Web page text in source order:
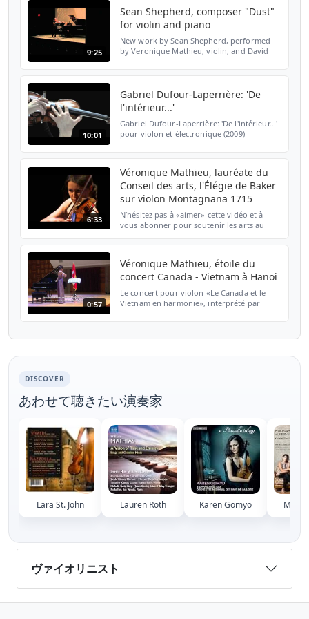
9:25
Sean Shepherd, composer "Dust"
for violin and piano
New work by Sean Shepherd, performed
by Veronique Mathieu, violin, and David
10:01
Gabriel Dufour-Laperrière: 'De
l'intérieur...'
Gabriel Dufour-Laperrière: 'De l'intérieur...'
pour violon et électronique (2009)
6:33
Véronique Mathieu, lauréate du
Conseil des arts, l'Élégie de Baker
sur violon Montagnana 1715
N’hésitez pas à «aimer» cette vidéo et à
vous abonner pour soutenir les arts au
0:57
Véronique Mathieu, étoile du
concert Canada - Vietnam à Hanoi
Le concert pour violon «Le Canada et le
Vietnam en harmonie», interprété par
DISCOVER
あわせて聴きたい演奏家
Lara St. John Lauren Roth Karen Gomyo Maia
ヴァイオリニスト